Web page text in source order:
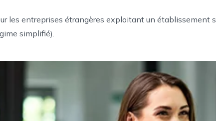
les entreprises étrangères exploitant un établissement
simplifié).